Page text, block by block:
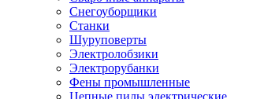
Снегоуборщики
Станки
Шуруповерты
Электролобзики
Электрорубанки
Фены промышленные
Цепные пилы электрические